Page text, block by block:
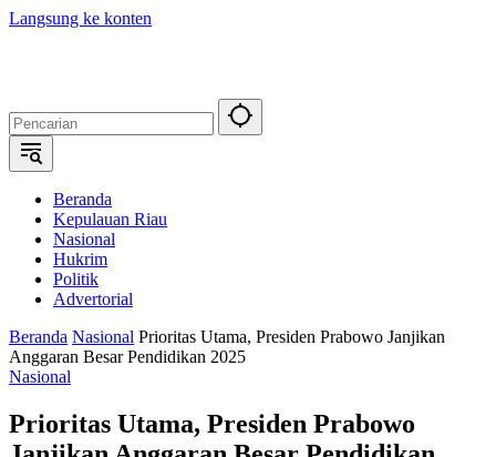
Langsung ke konten
Beranda
Kepulauan Riau
Nasional
Hukrim
Politik
Advertorial
Beranda Nasional Prioritas Utama, Presiden Prabowo Janjikan
Anggaran Besar Pendidikan 2025
Nasional
Prioritas Utama, Presiden Prabowo